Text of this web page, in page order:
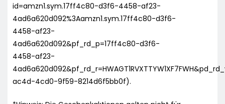
id=amzn1.sym.17ff4c80-d3f6-4458-af23-
4ad6a620d092%3Aamzn1.sym.17ff4c80-d3f6-
4458-af23-
4ad6a620d092&pf_rd_p=17ff4c80-d3f6-
4458-af23-
ac4d-4cd0-9f59-8214d6f5bb0f).